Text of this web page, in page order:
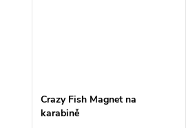
Crazy Fish Magnet na
karabině